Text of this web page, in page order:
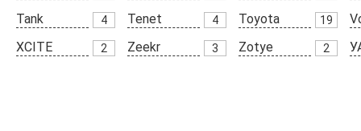
Tank
4 Tenet 4 Toyota 19
XCITE
2 Zeekr 3 Zotye 2